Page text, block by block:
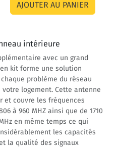
intérieure
avec un grand
kit forme une solution
problème du réseau
logement. Cette antenne
et couvre les fréquences
à 960 MHZ ainsi que de 1710
en même temps ce qui
les capacités
la qualité des signaux